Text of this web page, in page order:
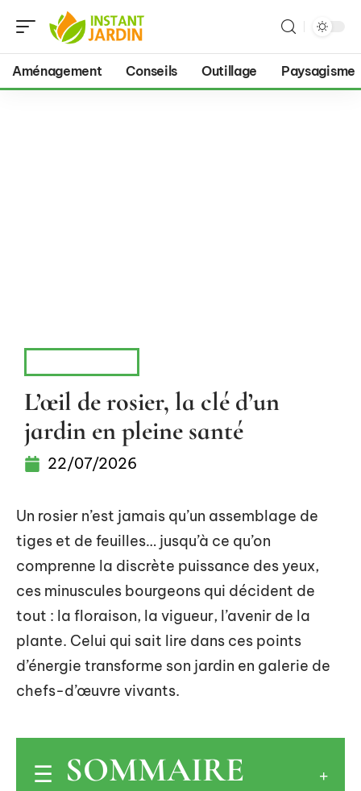
Aménagement Conseils Outillage Paysagisme
L’œil de rosier, la clé d’un
jardin en pleine santé
22/07/2026
Un rosier n’est jamais qu’un assemblage de
tiges et de feuilles… jusqu’à ce qu’on
comprenne la discrète puissance des yeux,
ces minuscules bourgeons qui décident de
tout : la floraison, la vigueur, l’avenir de la
plante. Celui qui sait lire dans ces points
d’énergie transforme son jardin en galerie de
chefs-d’œuvre vivants.
SOMMAIRE